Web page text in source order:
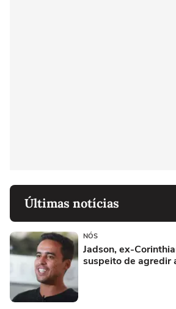
Últimas notícias
NÓS
Jadson, ex-
suspeito de agredir